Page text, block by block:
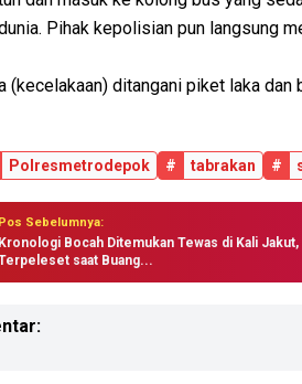
Pihak kepolisian pun langsung
(kecelakaan) ditangani piket laka
Polresmetrodepok # tabrakan #
Pos Sebelumnya:
Kronologi Bocah Ditemukan Tewas di Kali Jakut,
saat Buang...